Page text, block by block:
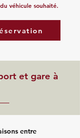
véhicule souhaité.
et gare à
entre